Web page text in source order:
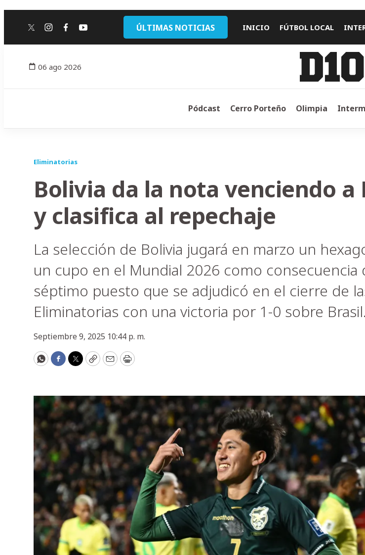
twitterinstagram
facebook
youtube ÚLTIMAS NOTICIAS INICIO FÚTBOL LOCAL
06 ago 2026
Pódcast Cerro Porteño Olimpia
Eliminatorias
Bolivia da la nota venciendo a
y clasifica al repechaje
La selección de Bolivia jugará en marzo un
un cupo en el Mundial 2026 como consecuencia
séptimo puesto que se adjudicó en el cierre de
Eliminatorias con una victoria por 1-0 sobre Brasil.
Septiembre 9, 2025 10:44 p. m.
WhatsApp
Facebook
Twitter
CopyEmailPrint